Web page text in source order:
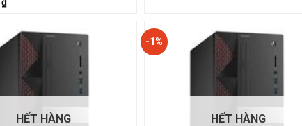
HẾT HÀNG
-1%
HẾT HÀNG